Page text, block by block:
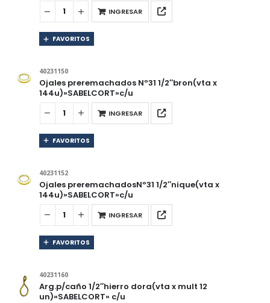
INGRESAR
FAVORITOS
40231150
Ojales preremachados Nº31 1/2″bron(vta x
144u)»SABELCORT»c/u
INGRESAR
FAVORITOS
40231152
Ojales preremachadosNº31 1/2″nique(vta x
144u)»SABELCORT»c/u
INGRESAR
FAVORITOS
40231160
Arg.p/caño 1/2″hierro dora(vta x mult 12
un)»SABELCORT» c/u